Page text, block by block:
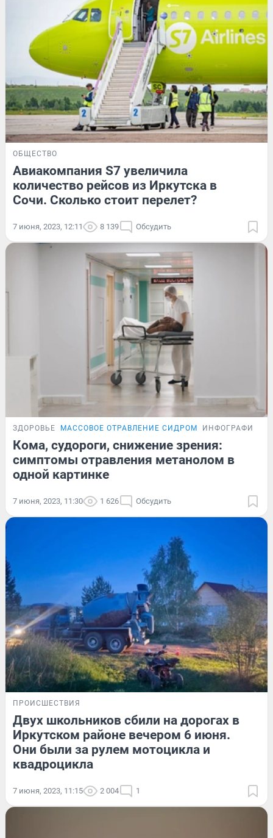
ОБЩЕСТВО
Авиакомпания S7 увеличила
количество рейсов из Иркутска в
Сочи. Сколько стоит перелет?
7 июня, 2023, 12:11 8 139 Обсудить
ЗДОРОВЬЕ МАССОВОЕ ОТРАВЛЕНИЕ СИДРОМ ИНФОГРАФИКА
Кома, судороги, снижение зрения:
симптомы отравления метанолом в
одной картинке
7 июня, 2023, 11:30 1 626 Обсудить
ПРОИСШЕСТВИЯ
Двух школьников сбили на дорогах в
Иркутском районе вечером 6 июня.
Они были за рулем мотоцикла и
квадроцикла
7 июня, 2023, 11:15 2 004 1